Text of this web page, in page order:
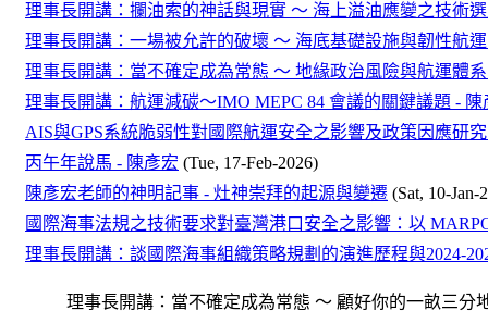
理事長開講：攔油索的神話與現實 ～ 海上溢油應變之技術
理事長開講：一場被允許的破壞 ～ 海底基礎設施與韌性航
理事長開講：當不確定成為常態 ～ 地緣政治風險與航運體
理事長開講：航運減碳～IMO MEPC 84 會議的關鍵議題 - 陳
AIS與GPS系統脆弱性對國際航運安全之影響及政策因應研
丙午年說馬 - 陳彥宏 (Tue, 17-Feb-2026)
陳彥宏老師的神明記事 - 灶神崇拜的起源與變遷 (Sat, 10-Jan-
國際海事法規之技術要求對臺灣港口安全之影響：以
理事長開講：談國際海事組織策略規劃的演進歷程與2024-
理事長開講：當不確定成為常態 ～ 顧好你的一畝三分